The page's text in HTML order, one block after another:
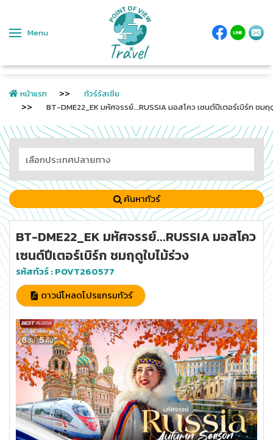
Menu
หน้าแรก
ทัวร์รัสเซีย
BT-DME22_EK มหัศจรรย์...RUSSIA มอสโคว เซนต์ปีเตอร์เบิร์ก ชมฤ
ค้นหาทัวร์
BT-DME22_EK มหัศจรรย์...RUSSIA มอสโคว
เซนต์ปีเตอร์เบิร์ก ชมฤดูใบไม้ร่วง
รหัสทัวร์ :POVT260577
ดาวน์โหลดโปรแกรมทัวร์